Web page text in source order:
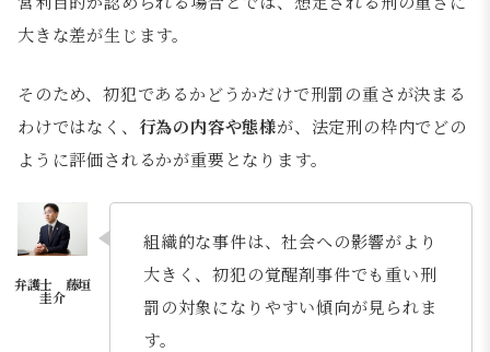
大きな差が生じます。
そのため、初犯であるかどうかだけで刑罰の重さが決まる
わけではなく、 行為の内容や態様が、法定刑の枠内でどの
ように評価されるかが重要となります。
組織的な事件は、社会への影響がより
大きく、初犯の覚醒剤事件でも重い刑
罰の対象になりやすい傾向が見られま
す。